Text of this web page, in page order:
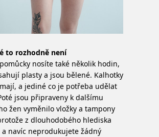
to rozhodně není
nosíte také několik hodin,
plasty a jsou bělené. Kalhotky
a jediné co je potřeba udělat
jsou připraveny k dalšímu
žen vyměnilo vložky a tampony
z dlouhodobého hlediska
navíc neprodukujete žádný